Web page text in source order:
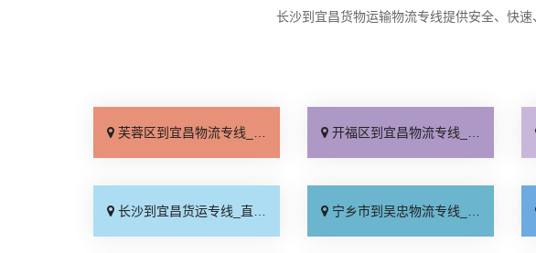
长沙到宜昌货物运输物流专线提供安全、快速
芙蓉区到宜昌物流专线_急你所需「全程直达」 开福区到宜昌物流专线_几天到达「上门提货」
长沙到宜昌货运专线_直通专线「保证时效」 宁乡市到吴忠物流专线_送货上门「多久能到」